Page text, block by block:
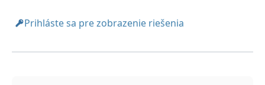
Prihláste sa pre zobrazenie riešenia